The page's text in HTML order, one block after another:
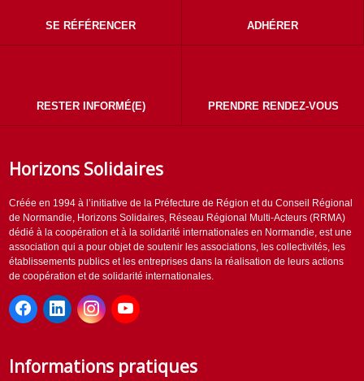
SE RÉFÉRENCER ADHÉRER
RESTER INFORMÉ(E) PRENDRE RENDEZ-VOUS
Horizons Solidaires
Créée en 1994 à l’initiative de la Préfecture de Région et du Conseil Régional
de Normandie, Horizons Solidaires, Réseau Régional Multi-Acteurs (RRMA)
dédié à la coopération et à la solidarité internationales en Normandie, est une
association qui a pour objet de soutenir les associations, les collectivités, les
établissements publics et les entreprises dans la réalisation de leurs actions
de coopération et de solidarité internationales.
Informations pratiques